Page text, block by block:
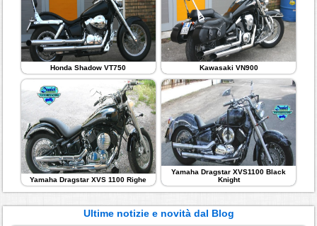
Honda Shadow VT750 Kawasaki VN900
Yamaha Dragstar XVS 1100 Righe
Yamaha Dragstar XVS1100 Black
Knight
Ultime notizie e novità dal Blog